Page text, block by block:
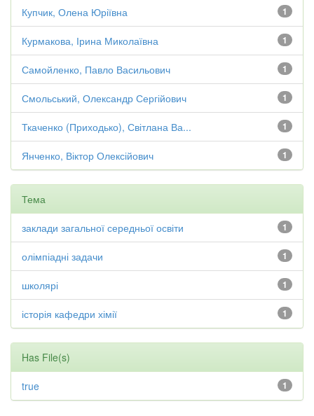
1
Купчик, Олена Юріївна
1
Курмакова, Ірина Миколаївна
1
Самойленко, Павло Васильович
1
Смольський, Олександр Сергійович
1
Ткаченко (Приходько), Світлана Ва...
1
Янченко, Віктор Олексійович
Тема
1
заклади загальної середньої освіти
1
олімпіадні задачи
1
школярі
1
історія кафедри хімії
Has File(s)
1
true